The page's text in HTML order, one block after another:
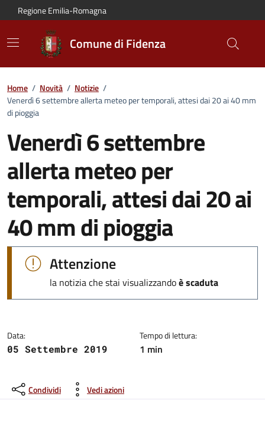
Vai al contenuto principale
Vai alla navigazione del sito
Vai al piede di pagina
Regione Emilia-Romagna
Comune di Fidenza
Home / Novità / Notizie /
Venerdì 6 settembre allerta meteo per temporali, attesi dai 20 ai 40 mm
di pioggia
Venerdì 6 settembre
allerta meteo per
temporali, attesi dai 20 ai
40 mm di pioggia
Dettagli della notizia:
Attenzione
la notizia che stai visualizzandoè scaduta
Data:
05 Settembre 2019
Tempo di lettura:
1 min
Condividi Vedi azioni